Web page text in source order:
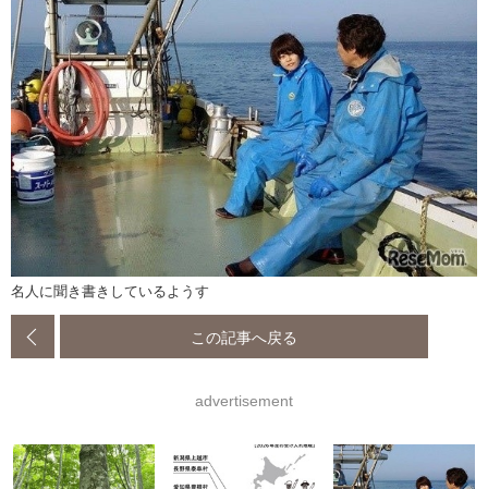
名人に聞き書きしているようす
この記事へ戻る
advertisement